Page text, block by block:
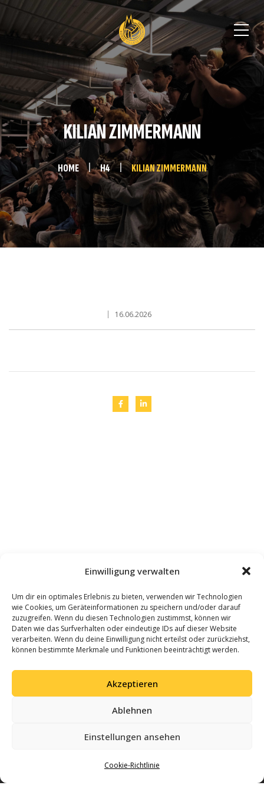
Einwilligung verwalten
Um dir ein optimales Erlebnis zu bieten, verwenden wir Technologien
wie Cookies, um Geräteinformationen zu speichern und/oder darauf
zuzugreifen. Wenn du diesen Technologien zustimmst, können wir
Daten wie das Surfverhalten oder eindeutige IDs auf dieser Website
verarbeiten. Wenn du deine Einwilligung nicht erteilst oder zurückziehst,
können bestimmte Merkmale und Funktionen beeinträchtigt werden.
Akzeptieren
Ablehnen
Einstellungen ansehen
Cookie-Richtlinie
KILIAN ZIMMERMANN
HOME H4 KILIAN ZIMMERMANN
16.06.2026